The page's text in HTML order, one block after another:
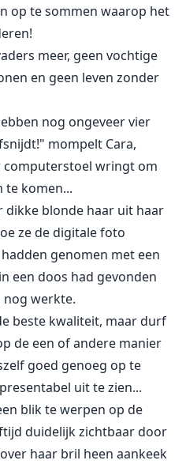
op te sommen waarop het
meer, geen vochtige
en geen leven zonder
nog ongeveer vier
mompelt Cara,
computerstoel wringt om
te komen...
dikke blonde haar uit haar
ze de digitale foto
genomen met een
een doos had gevonden
nog werkte.
beste kwaliteit, maar durf
de een of andere manier
goed genoeg op te
uit te zien...
blik te werpen op de
duidelijk zichtbaar door
haar bril heen aankeek